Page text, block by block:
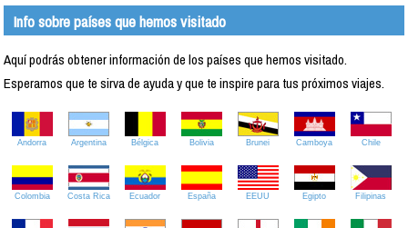
Info sobre países que hemos visitado
Aquí podrás obtener información de los países que hemos visitado.
Esperamos que te sirva de ayuda y que te inspire para tus próximos viajes.
Andorra Argentina Bélgica Bolivia Brunei Camboya Chile
Colombia Costa Rica Ecuador España EEUU Egipto Filipinas